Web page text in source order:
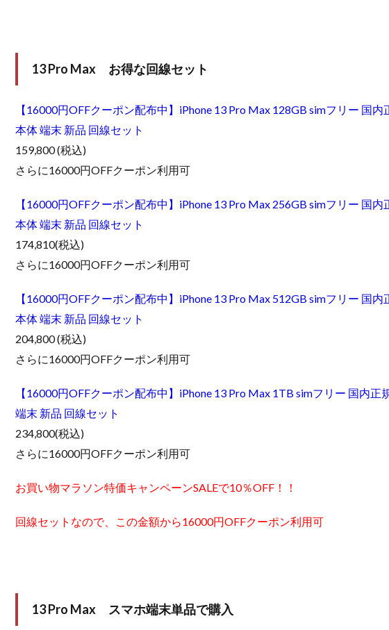
お得な
1.0.2
13 Pro
Max
スマホ
入
2
楽
天市場
iPhone
ズ
13 Pro
お得な
ット
2.0.2
13 Pro
端末単
入
13 Pro Max お得な回線セット
【16000円OFFクーポン配布中】iPhone 13 Pro Max 128GB simフリー 国内
本体 端末 新品 回線セット
159,800 (税込)
さらに16000円OFFクーポン利用可
【16000円OFFクーポン配布中】iPhone 13 Pro Max 256GB simフリー 国内
本体 端末 新品 回線セット
174,810(税込)
さらに16000円OFFクーポン利用可
【16000円OFFクーポン配布中】iPhone 13 Pro Max 512GB simフリー 国内
本体 端末 新品 回線セット
204,800 (税込)
さらに16000円OFFクーポン利用可
【16000円OFFクーポン配布中】iPhone 13 Pro Max 1TB simフリー 国内正
端末 新品 回線セット
234,800(税込)
さらに16000円OFFクーポン利用可
お買い物マラソン特価キャンペーンSALEで10％OFF！！
回線セットなので、この金額から16000円OFFクーポン利用可
13 Pro Max スマホ端末単品で購入